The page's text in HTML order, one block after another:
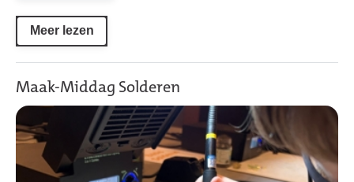
Meer lezen
Maak-Middag Solderen